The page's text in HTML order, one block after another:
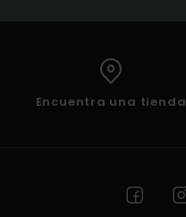
Encuentra una tienda